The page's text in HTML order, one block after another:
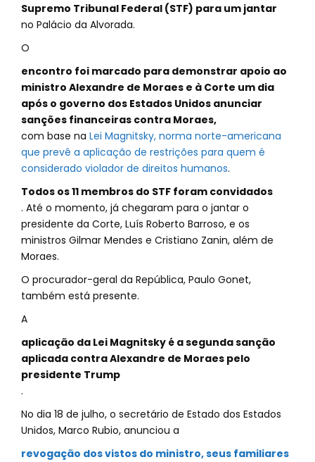
Supremo Tribunal Federal (STF) para um jantar
no Palácio da Alvorada.
O
encontro foi marcado para demonstrar apoio ao
ministro Alexandre de Moraes e à Corte um dia
após o governo dos Estados Unidos anunciar
sanções financeiras contra Moraes,
com base na Lei Magnitsky, norma norte-americana
que prevê a aplicação de restrições para quem é
considerado violador de direitos humanos.
Todos os 11 membros do STF foram convidados
. Até o momento, já chegaram para o jantar o
presidente da Corte, Luís Roberto Barroso, e os
ministros Gilmar Mendes e Cristiano Zanin, além de
Moraes.
O procurador-geral da República, Paulo Gonet,
também está presente.
A
aplicação da Lei Magnitsky é a segunda sanção
aplicada contra Alexandre de Moraes pelo
presidente Trump
.
No dia 18 de julho, o secretário de Estado dos Estados
Unidos, Marco Rubio, anunciou a
revogação dos vistos do ministro, seus familiares